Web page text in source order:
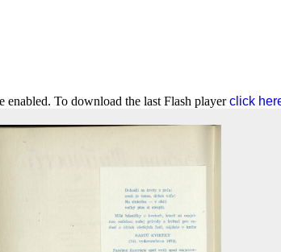
enabled. To download the last Flash playerclick